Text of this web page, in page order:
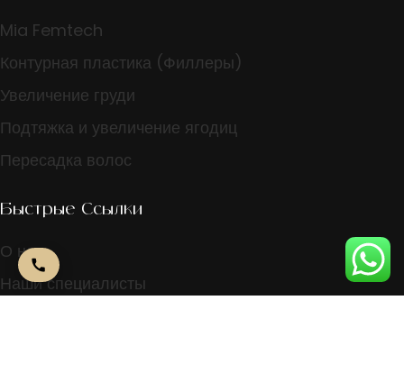
Mia Femtech
Контурная пластика (Филлеры)
Увеличение груди
Подтяжка и увеличение ягодиц
Пересадка волос
Быстрые Ссылки
О нас
Наши специалисты